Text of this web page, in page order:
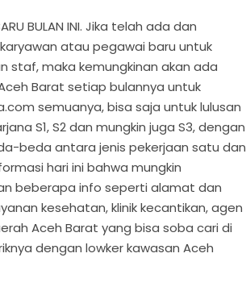
BULAN INI. Jika telah ada dan
atau pegawai baru untuk
staf, maka kemungkinan akan ada
Barat setiap bulannya untuk
semuanya, bisa saja untuk lulusan
S1, S2 dan mungkin juga S3, dengan
beda antara jenis pekerjaan satu dan
hari ini bahwa mungkin
beberapa info seperti alamat dan
kesehatan, klinik kecantikan, agen
Aceh Barat yang bisa soba cari di
dengan lowker kawasan Aceh